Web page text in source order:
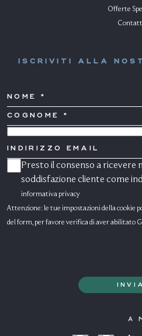
Offerte
ISCRIVITI ALLA
NOME
COGNOME
INDIRIZZO
CONSENSO
MARKETING
Presto il consenso a ricevere
soddisfazione cliente come
informativa privacy
Attenzione: le tue impostazioni della cookie
del form, per favore verifica di aver abilitato